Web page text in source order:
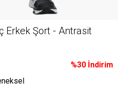
Erkek Şort - Antrasit
%30 İndirim